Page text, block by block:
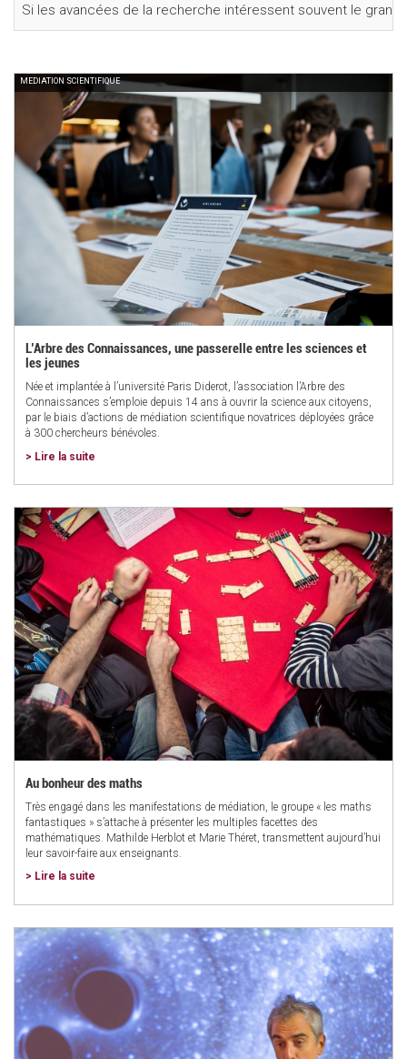
Si les avancées de la recherche intéressent souvent le
MEDIATION SCIENTIFIQUE
L’Arbre des Connaissances, une passerelle entre les sciences et
les jeunes
Née et implantée à l’université Paris Diderot, l’association l’Arbre des
Connaissances s’emploie depuis 14 ans à ouvrir la science aux citoyens,
par le biais d’actions de médiation scientifique novatrices déployées grâce
à 300 chercheurs bénévoles.
> Lire la suite
Au bonheur des maths
Très engagé dans les manifestations de médiation, le groupe « les maths
fantastiques » s’attache à présenter les multiples facettes des
mathématiques. Mathilde Herblot et Marie Théret, transmettent aujourd’hui
leur savoir-faire aux enseignants.
> Lire la suite